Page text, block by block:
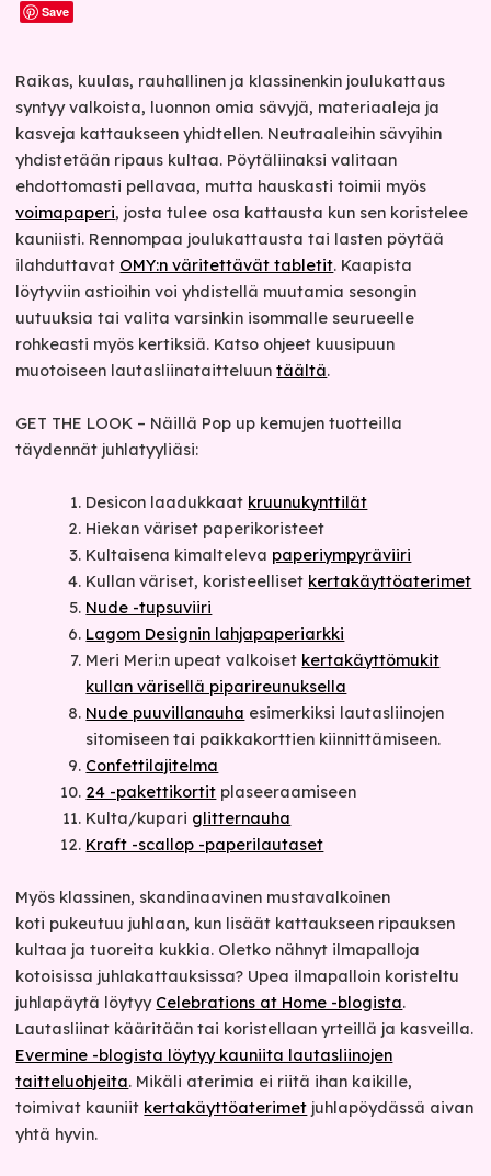
Save
Raikas, kuulas, rauhallinen ja klassinenkin joulukattaus
syntyy valkoista, luonnon omia sävyjä, materiaaleja ja
kasveja kattaukseen yhidtellen. Neutraaleihin sävyihin
yhdistetään ripaus kultaa. Pöytäliinaksi valitaan
ehdottomasti pellavaa, mutta hauskasti toimii myös
voimapaperi, josta tulee osa kattausta kun sen koristelee
kauniisti. Rennompaa joulukattausta tai lasten pöytää
ilahduttavat OMY:n väritettävät tabletit. Kaapista
löytyviin astioihin voi yhdistellä muutamia sesongin
uutuuksia tai valita varsinkin isommalle seurueelle
rohkeasti myös kertiksiä. Katso ohjeet kuusipuun
muotoiseen lautasliinataitteluuntäältä.
GET THE LOOK – Näillä Pop up kemujen tuotteilla
täydennät juhlatyyliäsi:
Desicon laadukkaat kruunukynttilät
Hiekan väriset paperikoristeet
Kultaisena kimalteleva paperiympyräviiri
Kullan väriset, koristeelliset kertakäyttöaterimet
Nude -tupsuviiri
Lagom Designin lahjapaperiarkki
Meri Meri:n upeat valkoiset kertakäyttömukit
kullan värisellä piparireunuksella
Nude puuvillanauha esimerkiksi lautasliinojen
sitomiseen tai paikkakorttien kiinnittämiseen.
Confettilajitelma
24 -pakettikortit plaseeraamiseen
Kulta/kupari glitternauha
Kraft -scallop -paperilautaset
Myös klassinen, skandinaavinen mustavalkoinen
koti pukeutuu juhlaan, kun lisäät kattaukseen ripauksen
kultaa ja tuoreita kukkia. Oletko nähnyt ilmapalloja
kotoisissa juhlakattauksissa? Upea ilmapalloin koristeltu
juhlapäytä löytyy Celebrations at Home -blogista.
Lautasliinat kääritään tai koristellaan yrteillä ja kasveilla.
Evermine -blogista löytyy kauniita lautasliinojen
taitteluohjeita. Mikäli aterimia ei riitä ihan kaikille,
toimivat kauniit kertakäyttöaterimet juhlapöydässä aivan
yhtä hyvin.